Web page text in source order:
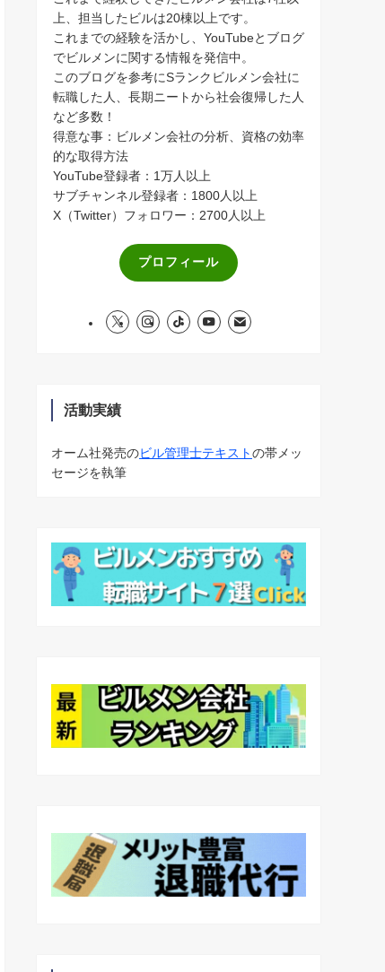
上、担当したビルは20棟以上です。
これまでの経験を活かし、YouTubeとブログ
でビルメンに関する情報を発信中。
このブログを参考にSランクビルメン会社に
転職した人、長期ニートから社会復帰した人
など多数！
得意な事：ビルメン会社の分析、資格の効率
的な取得方法
YouTube登録者：1万人以上
サブチャンネル登録者：1800人以上
X（Twitter）フォロワー：2700人以上
プロフィール
活動実績
オーム社発売のビル管理士テキストの帯メッ
セージを執筆